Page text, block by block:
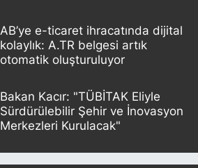
AB’ye e-ticaret ihracatında dijital
kolaylık: A.TR belgesi artık
otomatik oluşturuluyor
Bakan Kacır: "TÜBİTAK Eliyle
Sürdürülebilir Şehir ve İnovasyon
Merkezleri Kurulacak"